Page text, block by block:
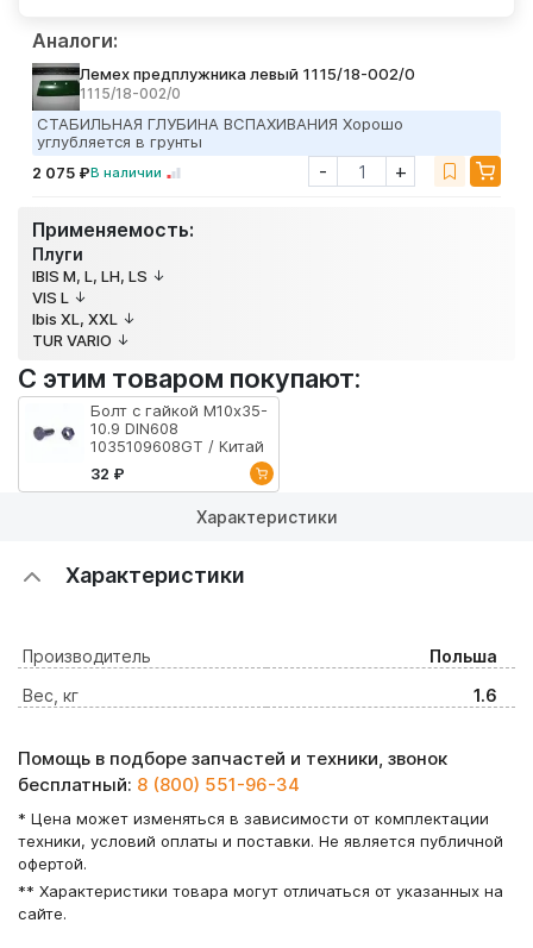
Аналоги:
Лемех предплужника левый 1115/18-002/0
1115/18-002/0
СТАБИЛЬНАЯ ГЛУБИНА ВСПАХИВАНИЯ Хорошо
углубляется в грунты
2 075 ₽В наличии - +
Применяемость:
Плуги
IBIS M, L, LH, LS
VIS L
Ibis XL, XXL
TUR VARIO
С этим товаром покупают:
Болт с гайкой M10х35-
10.9 DIN608
1035109608GT / Китай
32 ₽
Характеристики
Характеристики
Производитель
Польша
Вес, кг
1.6
Помощь в подборе запчастей и техники, звонок
бесплатный: 8 (800) 551-96-34
* Цена может изменяться в зависимости от комплектации
техники, условий оплаты и поставки. Не является публичной
офертой.
** Характеристики товара могут отличаться от указанных на
сайте.